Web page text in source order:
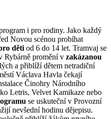
i pro rodiny. Jako každý
Novou scénou probíhat
děti od 6 do 14 let. Tramvaj se
Rybárně promění v zakázanou
a přiblíží dětem netradiční
Václava Havla čekají
Činohry Národního
Letris, Velvet Kamikaze nebo
se uskuteční v Provozní
nevšední hodinu dějepisu.